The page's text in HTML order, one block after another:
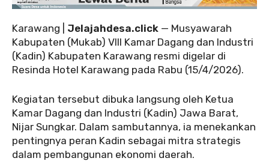
‎Karawang | Jelajahdesa.click — Musyawarah
Kabupaten (Mukab) VIII Kamar Dagang dan Industri
(Kadin) Kabupaten Karawang resmi digelar di
Resinda Hotel Karawang pada Rabu (15/4/2026).
‎‎Kegiatan tersebut dibuka langsung oleh Ketua
Kamar Dagang dan Industri (Kadin) Jawa Barat,
Nijar Sungkar. Dalam sambutannya, ia menekankan
pentingnya peran Kadin sebagai mitra strategis
dalam pembangunan ekonomi daerah.